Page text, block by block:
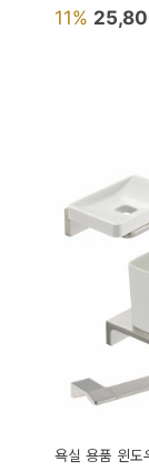
11%
욕실 용품 윈도